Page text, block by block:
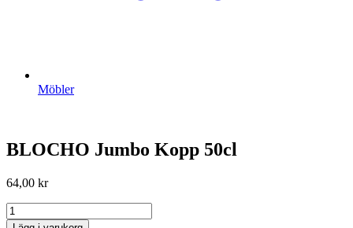
Möbler
BLOCHO Jumbo Kopp 50cl
64,00 kr
BLOCHO
Jumbo